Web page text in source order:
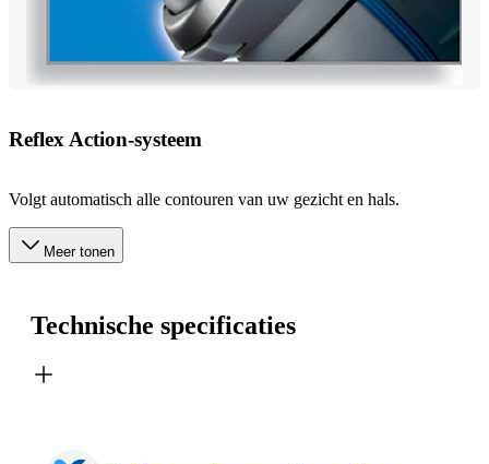
Reflex Action-systeem
Volgt automatisch alle contouren van uw gezicht en hals.
Meer tonen
Technische specificaties